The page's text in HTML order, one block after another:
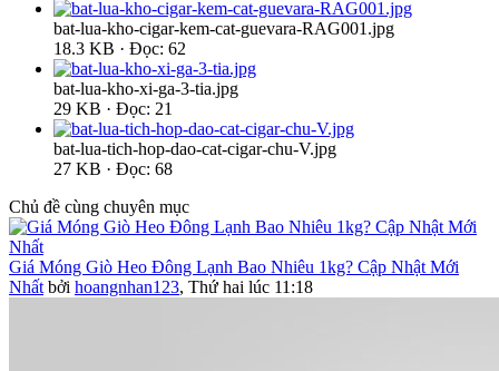
bat-lua-kho-cigar-kem-cat-guevara-RAG001.jpg
18.3 KB · Đọc: 62
bat-lua-kho-xi-ga-3-tia.jpg
29 KB · Đọc: 21
bat-lua-tich-hop-dao-cat-cigar-chu-V.jpg
27 KB · Đọc: 68
Chủ đề cùng chuyên mục
Giá Móng Giò Heo Đông Lạnh Bao Nhiêu 1kg? Cập Nhật Mới
Nhất bởi hoangnhan123, Thứ hai lúc 11:18